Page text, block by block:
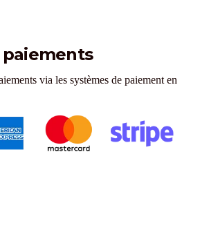
paiements
via les systèmes de paiement en